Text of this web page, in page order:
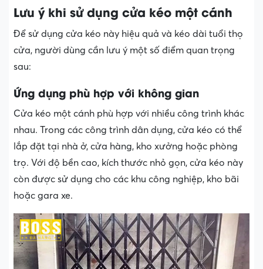
Lưu ý khi sử dụng cửa kéo một cánh
Để sử dụng cửa kéo này hiệu quả và kéo dài tuổi thọ
cửa, người dùng cần lưu ý một số điểm quan trọng
sau:
Ứng dụng phù hợp với không gian
Cửa kéo một cánh phù hợp với nhiều công trình khác
nhau. Trong các công trình dân dụng, cửa kéo có thể
lắp đặt tại nhà ở, cửa hàng, kho xưởng hoặc phòng
trọ. Với độ bền cao, kích thước nhỏ gọn, cửa kéo này
còn được sử dụng cho các khu công nghiệp, kho bãi
hoặc gara xe.